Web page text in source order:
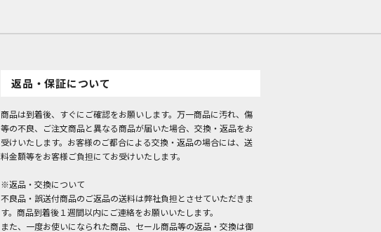
返品・保証について
商品は到着後、すぐにご確認をお願いします。万一商品に汚れ、傷
等の不良、ご注文商品と異なる商品が届いた場合、交換・返品をお
受けいたします。お客様のご都合による交換・返品の場合には、送
料金額等をお客様ご負担にてお受けいたします。
※返品・交換について
不良品・誤送付商品のご返品の送料は弊社負担とさせていただきま
す。商品到着後１週間以内にご連絡をお願いいたします。
また、一度お使いになられた商品、セール商品等の返品・交換は御